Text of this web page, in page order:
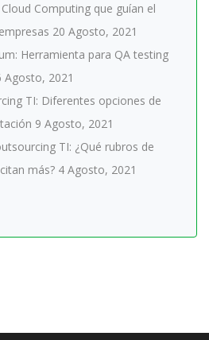
Computing que guían el
20 Agosto, 2021
Herramienta para QA testing
Agosto, 2021
TI: Diferentes opciones de
9 Agosto, 2021
TI: ¿Qué rubros de
más? 4 Agosto, 2021